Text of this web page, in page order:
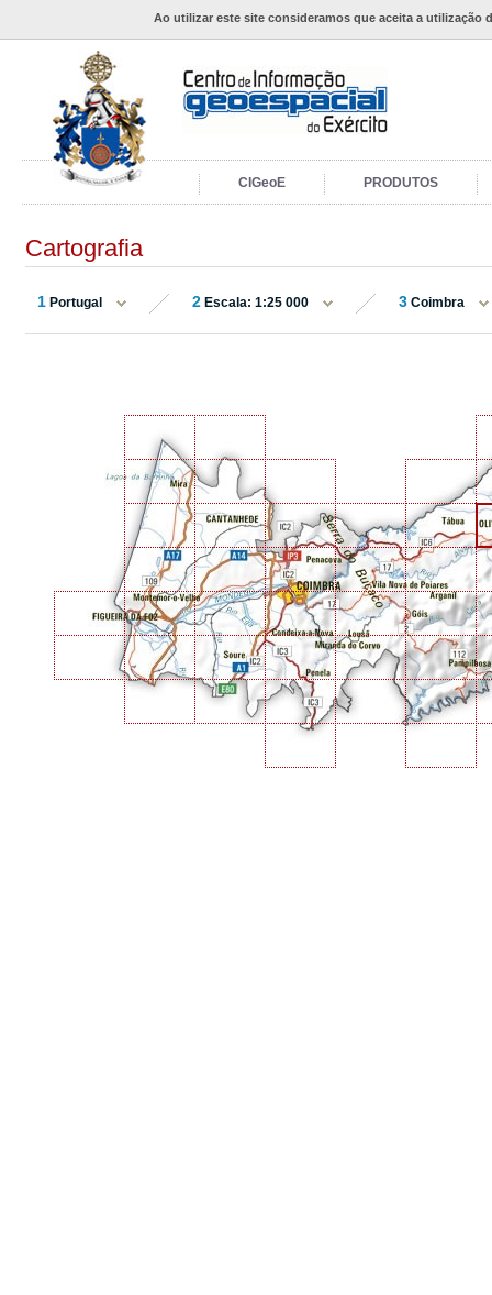
Ao utilizar este site consideramos que aceita a utilização
CIGeoE PRODUTOS
Cartografia
1 Portugal 2 Escala: 1:25 000 3 Coimbra